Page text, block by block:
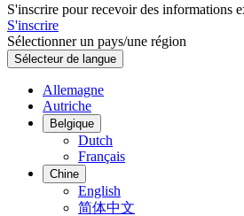
S'inscrire pour recevoir des informations
S'inscrire
Sélectionner un pays/une région
Sélecteur de langue
Allemagne
Autriche
Belgique
Dutch
Français
Chine
English
简体中文